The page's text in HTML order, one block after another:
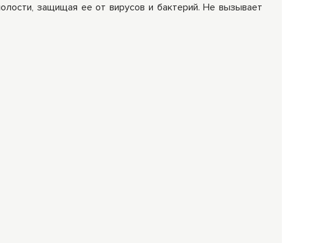
защищая ее от вирусов и бактерий. Не вызывает